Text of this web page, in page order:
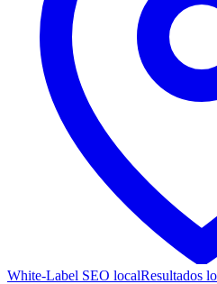
White-Label SEO localResultados